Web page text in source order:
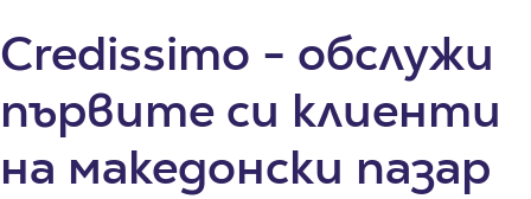
Credissimo - обслужи
първите си клиенти
на македонски пазар